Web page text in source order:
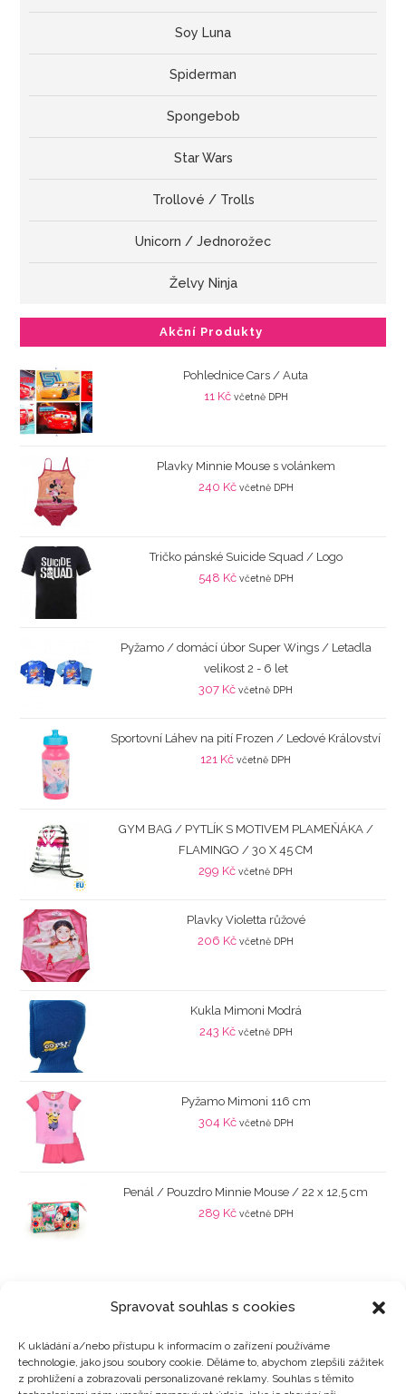
Spravovat souhlas s cookies
K ukládání a/nebo přístupu k informacím o zařízení používáme
technologie, jako jsou soubory cookie. Děláme to, abychom zlepšili zážitek
z prohlížení a zobrazovali personalizované reklamy. Souhlas s těmito
Soy Luna
Spiderman
Spongebob
Star Wars
Trollové / Trolls
Unicorn / Jednorožec
Želvy Ninja
Akční Produkty
Pohlednice Cars / Auta
11 Kč včetně DPH
Plavky Minnie Mouse s volánkem
240 Kč včetně DPH
Tričko pánské Suicide Squad / Logo
548 Kč včetně DPH
Pyžamo / domácí úbor Super Wings / Letadla
velikost 2 - 6 let
307 Kč včetně DPH
Sportovní Láhev na pití Frozen / Ledové Království
121 Kč včetně DPH
GYM BAG / PYTLÍK S MOTIVEM PLAMEŇÁKA /
FLAMINGO / 30 X 45 CM
299 Kč včetně DPH
Plavky Violetta růžové
206 Kč včetně DPH
Kukla Mimoni Modrá
243 Kč včetně DPH
Pyžamo Mimoni 116 cm
304 Kč včetně DPH
Penál / Pouzdro Minnie Mouse / 22 x 12,5 cm
289 Kč včetně DPH
Kategorie produktů